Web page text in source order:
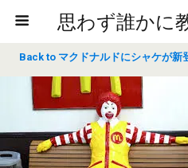
Back to マクドナルドにシャケが新